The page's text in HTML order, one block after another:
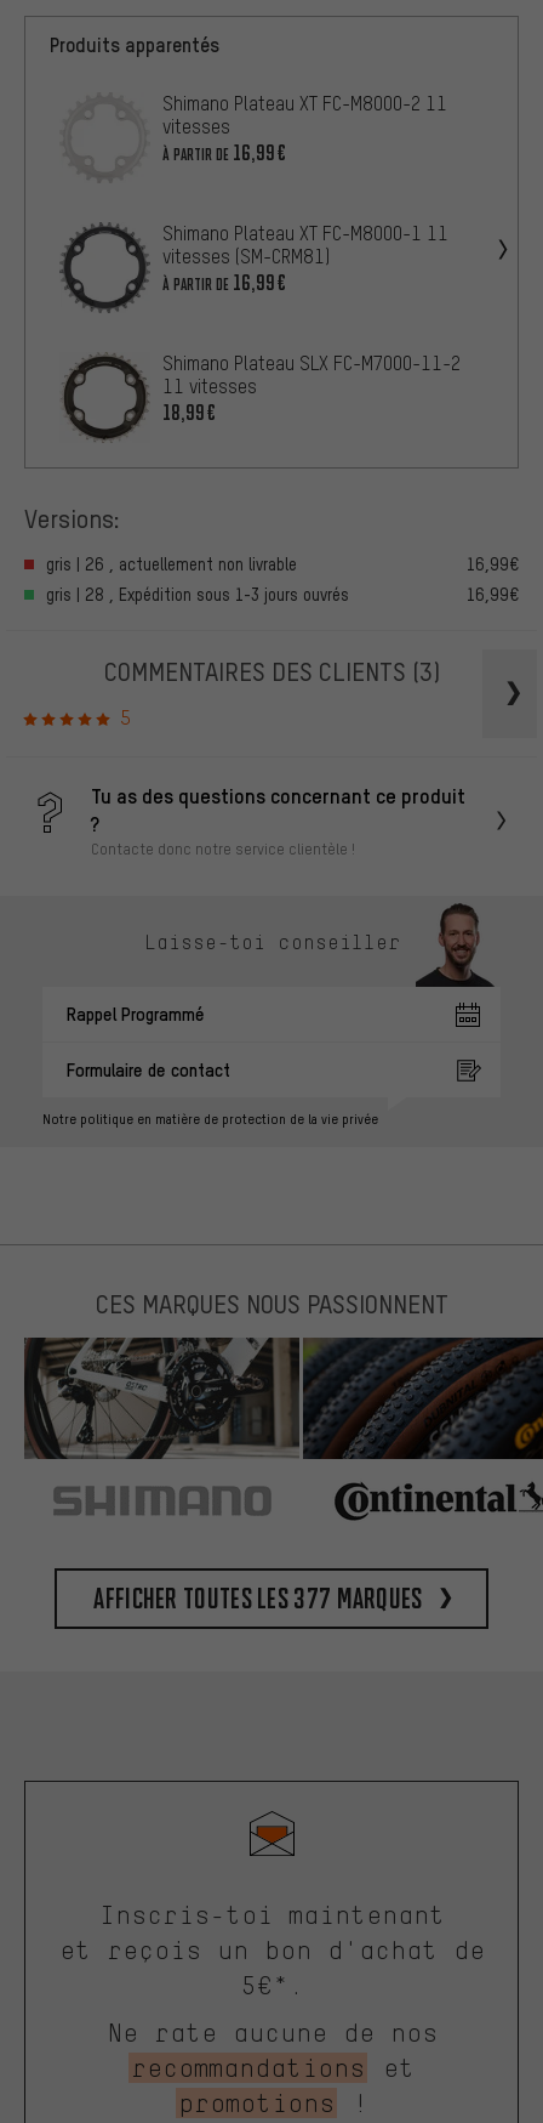
Produits apparentés
Shimano Plateau XT FC-M8000-2 11
vitesses
À PARTIR DE 16,99€
Shimano Plateau XT FC-M8000-1 11
vitesses (SM-CRM81)
À PARTIR DE 16,99€
Shimano Plateau SLX FC-M7000-11-2
11 vitesses
18,99€
Versions:
gris | 26 , actuellement non livrable
16,99€
gris | 28 , Expédition sous 1-3 jours ouvrés
16,99€
COMMENTAIRES DES CLIENTS (3)
5
Tu as des questions concernant ce produit
?
Contacte donc notre service clientèle !
Laisse-toi conseiller
Rappel Programmé
Formulaire de contact
Notre politique en matière de protection de la vie privée
CES MARQUES NOUS PASSIONNENT
Afficher toutes les 377 marques
Inscris-toi maintenant
et reçois un bon d'achat de
5€*.
Ne rate aucune de nos
recommandations
et
promotions
!